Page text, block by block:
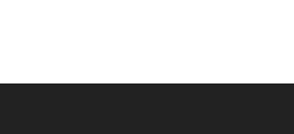
Estiver